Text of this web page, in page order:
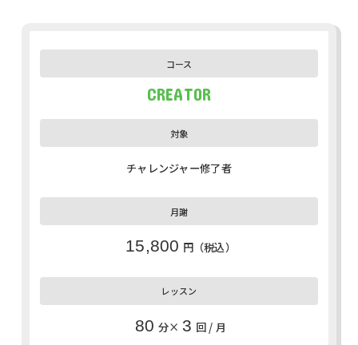
CREATOR
チャレンジャー修了者
15,800 円（税込）
80 分× 3 回 / 月